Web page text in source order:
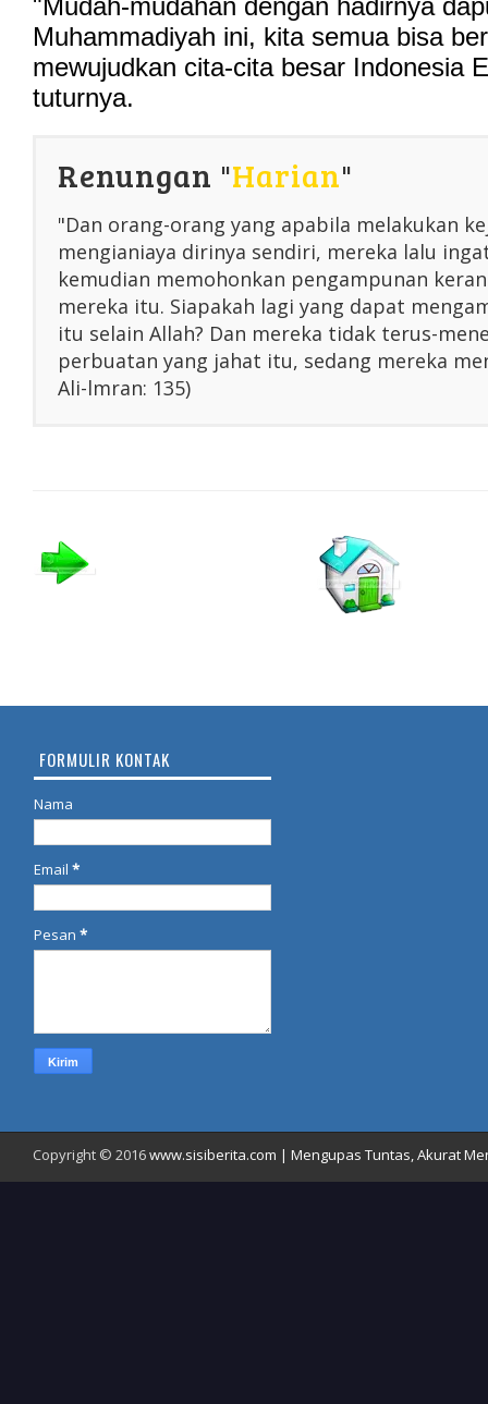
Muhammadiyah ini, kita semua bisa
mewujudkan cita-cita besar Indonesia
tuturnya.
Renungan "Harian"
"Dan orang-orang yang apabila melakukan
mengianiaya dirinya sendiri, mereka lalu
kemudian memohonkan pengampunan
mereka itu. Siapakah lagi yang dapat
itu selain Allah? Dan mereka tidak terus-
perbuatan yang jahat itu, sedang mereka
Ali-lmran: 135)
FORMULIR KONTAK
Nama
Email *
Pesan *
Copyright © 2016www.sisiberita.com | Mengupas Tuntas, Akurat